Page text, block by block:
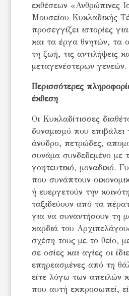
εκθέσεων «Ανθρώπινες
Μουσείου Κυκλαδικής
προσεγγίζει ιστορίες
και τα έργα θνητών, τα
τη ζωή, τις αντιλήψεις
μεταγενέστερων γενεών.
Περισσότερες
έκθεση
Οι Κυκλαδίτισσες
δυναμισμό που επιβάλει
άνυδρο, πετρώδες,
συνάμα συνδεδεμένο με
γοητευτικό, μοναδικό.
που συνάπτουν
ή ευεργετούν την
ταξιδεύουν από τα
για να συναντήσουν τη
καρδιά του
σχέση τους με το θείο,
σε οσίες και αγίες οι
επηρεασμένες από τη
είτε λόγω των απειλών
που αυτή εκπροσωπεί,